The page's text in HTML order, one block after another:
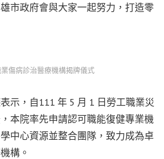
市政府會與大家一起努力，打造零
傷病診治醫療機構揭牌儀式
示，自111 年 5 月 1 日勞工職業災
本院率先申請認可職能復健專業機
中心資源並整合團隊，致力成為卓
構。